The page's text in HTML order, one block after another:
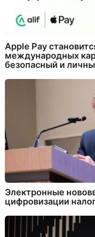
Apple Pay
международных
безопасный и
Электронные
цифровизации